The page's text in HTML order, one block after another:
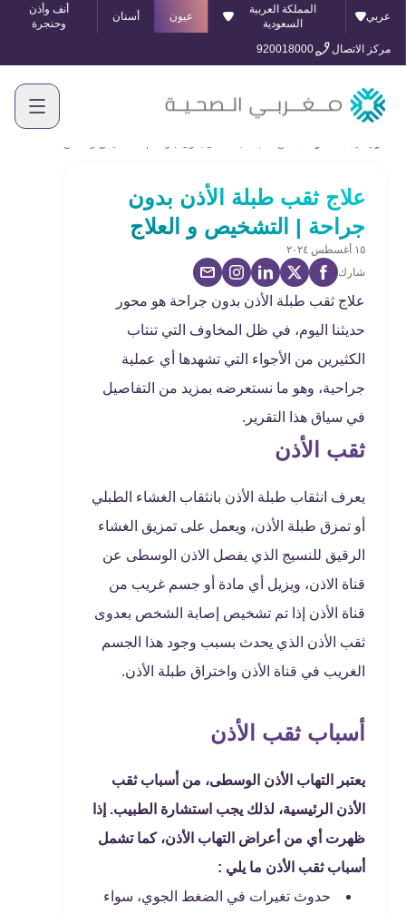
عربي
المملكة العربية
السعودية
عيون أسنان
أنف وأذن
وحنجرة
مركز الاتصال
920018000
علاج ثقب طبلة الأذن بدون
جراحة | التشخيص و العلاج
١٥ أغسطس ٢٠٢٤
شارك
علاج ثقب طبلة الأذن بدون جراحة هو محور
حديثنا اليوم، في ظل المخاوف التي تنتاب
الكثيرين من الأجواء التي تشهدها أي عملية
جراحية، وهو ما نستعرضه بمزيد من التفاصيل
في سياق هذا التقرير.
ثقب الأذن
يعرف انثقاب طبلة الأذن بانثقاب الغشاء الطبلي
أو تمزق طبلة الأذن، ويعمل على تمزيق الغشاء
الرقيق للنسيج الذي يفصل الاذن الوسطى عن
قناة الاذن، ويزيل أي مادة أو جسم غريب من
قناة الأذن إذا تم تشخيص إصابة الشخص بعدوى
ثقب الأذن الذي يحدث بسبب وجود هذا الجسم
الغريب في قناة الأذن واختراق طبلة الأذن.
أسباب ثقب الأذن
يعتبر التهاب الأذن الوسطى، من أسباب ثقب
الأذن الرئيسية، لذلك يجب استشارة الطبيب. إذا
ظهرت أي من أعراض التهاب الأذن، كما تشمل
أسباب ثقب الأذن ما يلي :
حدوث تغيرات في الضغط الجوي، سواء